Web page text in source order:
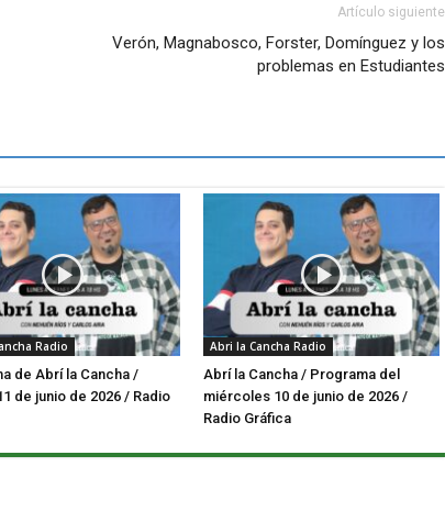
Artículo siguiente
Verón, Magnabosco, Forster, Domínguez y los
problemas en Estudiantes
Radio
de Abrí la Cancha /
de junio de 2026 / Radio
Abri la Cancha Radio
Abrí la Cancha / Programa del
miércoles 10 de junio de 2026 /
Radio Gráfica